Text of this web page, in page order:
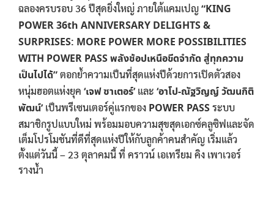
ฉลองครบรอบ 36 ปีสุดยิ่งใหญ่ ภายใต้แคมเปญ“KING
POWER 36th ANNIVERSARY DELIGHTS &
SURPRISES: MORE POWER MORE POSSIBILITIES
WITH POWER PASS พลังช้อปเหนือขีดจำกัด สู่ทุกความ
เป็นไปได้”ตอกย้ำความเป็นที่สุดแห่งปีด้วยการเปิดตัวสอง
หนุ่มฮอตแห่งยุค ‘เจฟ ซาเตอร์’ และ ‘อาโป-ณัฐวิญญ์ วัฒนกิติ
พัฒน์’ เป็นพรีเซนเตอร์คู่แรกของ POWER PASSระบบ
สมาชิกรูปแบบใหม่ พร้อมมอบความสุขสุดเอกซ์คลูซิฟและจัด
เต็มโปรโมชันที่ดีที่สุดแห่งปีให้กับลูกค้าคนสำคัญ เริ่มแล้ว
ตั้งแต่วันนี้ – 23 ตุลาคมนี้ ที่ คราวน์ เอเทรียม คิง เพาเวอร์
รางน้ำ